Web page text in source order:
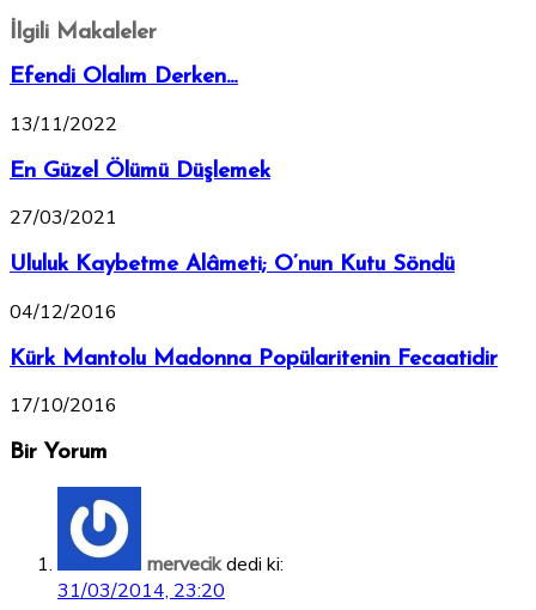
İlgili Makaleler
Efendi Olalım Derken…
13/11/2022
En Güzel Ölümü Düşlemek
27/03/2021
Ululuk Kaybetme Alâmeti; O’nun Kutu Söndü
04/12/2016
Kürk Mantolu Madonna Popülaritenin Fecaatidir
17/10/2016
Bir Yorum
mervecikdedi ki:
31/03/2014, 23:20